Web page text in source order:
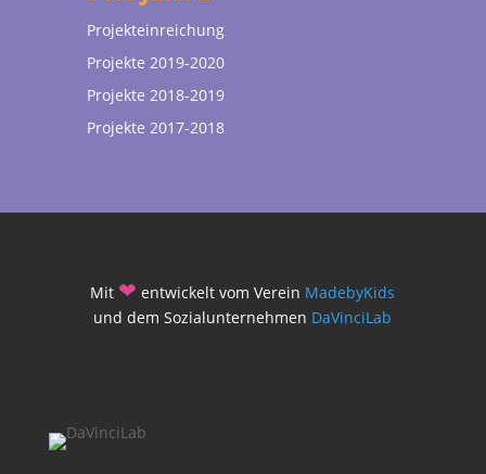
Projekteinreichung
Projekte 2019-2020
Projekte 2018-2019
Projekte 2017-2018
Mit ❤ entwickelt vom Verein MadebyKids
und dem Sozialunternehmen DaVinciLab